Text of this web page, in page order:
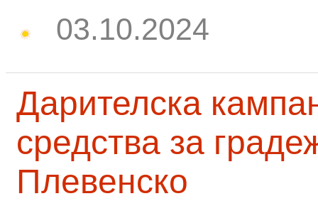
03.10.2024
Дарителска
средства за
Плевенско